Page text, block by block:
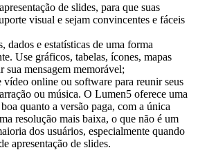
de slides, para que suas
visual e sejam convincentes e fáceis
dados e estatísticas de uma forma
Use gráficos, tabelas, ícones, mapas
sua mensagem memorável;
vídeo online ou software para reunir seus
ou música. O Lumen5 oferece uma
quanto a versão paga, com a única
resolução mais baixa, o que não é um
dos usuários, especialmente quando
apresentação de slides.